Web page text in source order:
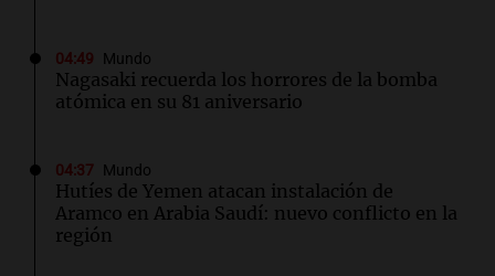
04:49 Mundo
Nagasaki recuerda los horrores de la bomba
atómica en su 81 aniversario
04:37 Mundo
Hutíes de Yemen atacan instalación de
Aramco en Arabia Saudí: nuevo conflicto en la
región